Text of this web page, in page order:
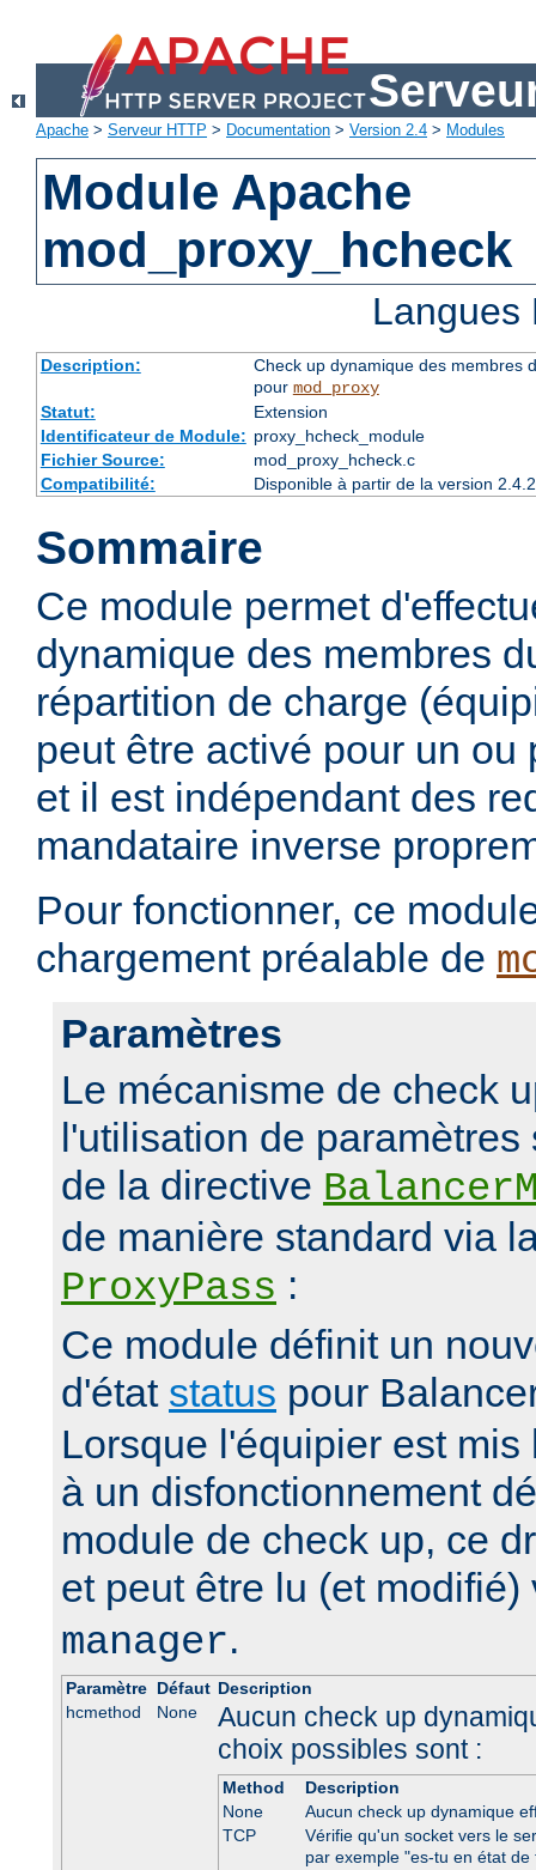
Apache > Serveur HTTP > Documentation > Version 2.4 > Modules
Module Apache
mod_proxy_hcheck
Description:
Check up dynamique des membres
pour mod_proxy
Statut:
Extension
Identificateur de Module: proxy_hcheck_module
Fichier Source:
mod_proxy_hcheck.c
Compatibilité:
Disponible à partir de la version
Sommaire
Ce module permet
dynamique des membres
répartition de charge
peut être activé pour un
et il est indépendant des
mandataire inverse
Pour fonctionner, ce
chargement préalable de
Paramètres
Le mécanisme de check
l'utilisation de
de la directive
de manière standard via
ProxyPass :
Ce module définit un
d'état status pour
Lorsque l'équipier est
à un disfonctionnement
module de check up, ce
et peut être lu (et
manager.
Paramètre Défaut Description
hcmethod
None
Aucun check up
choix possibles sont :
Method
Description
None
Aucun check up dynamique
TCP
Vérifie qu'un socket vers le
par exemple "es-tu en état de